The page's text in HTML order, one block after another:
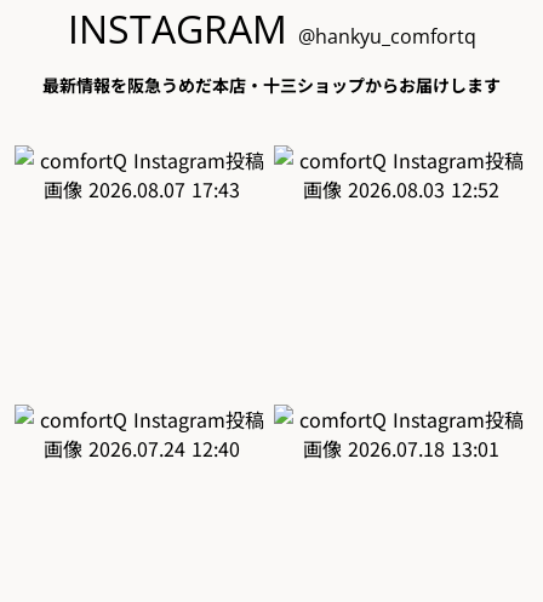
INSTAGRAM @hankyu_comfortq
最新情報を阪急うめだ本店・十三ショップからお届けします